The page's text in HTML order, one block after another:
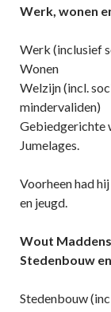
Werk, wonen
Werk (inclusief
Wonen
Welzijn (incl.
mindervaliden)
Gebiedgerichte
Jumelages.
Voorheen had
en jeugd.
Wout Maddens
Stedenbouw
Stedenbouw